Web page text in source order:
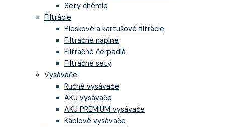
Sety chémie
Filtrácie
Pieskové a kartušové filtrácie
Filtračné náplne
Filtračné čerpadlá
Filtračné sety
Vysávače
Ručné vysávače
AKU vysávače
AKU PREMIUM vysávače
Káblové vysávače